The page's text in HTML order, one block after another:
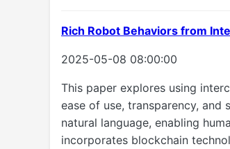
Rich Robot Behaviors from
2025-05-08 08:00:00
This paper explores using
ease of use, transparency, and
natural language, enabling
incorporates blockchain